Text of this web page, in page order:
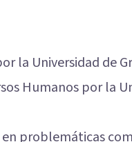
la Universidad de
Humanos por la
problemáticas